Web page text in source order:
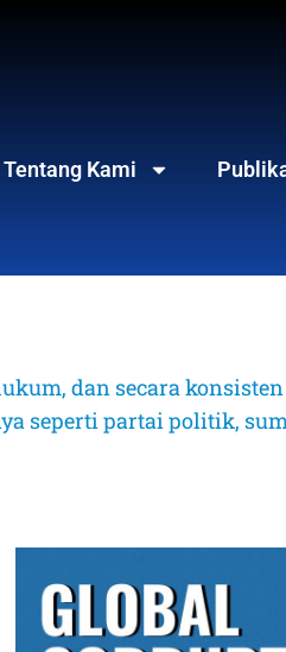
Tentang Kami
dan secara
seperti partai politik,